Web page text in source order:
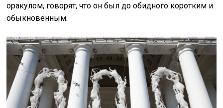
оракулом, говорят, что он был до обидного коротким и
обыкновенным.